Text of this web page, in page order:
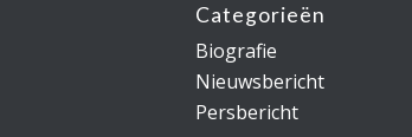
Categorieën
Biografie
Nieuwsbericht
Persbericht